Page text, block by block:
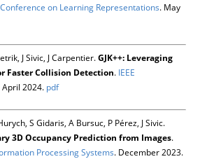
on Learning Representations. May
J Sivic, J Carpentier.GJK++: Leveraging
Faster Collision Detection. IEEE
April 2024. pdf
S Gidaris, A Bursuc, P Pérez, J Sivic.
3D Occupancy Prediction from Images.
Processing Systems. December 2023.